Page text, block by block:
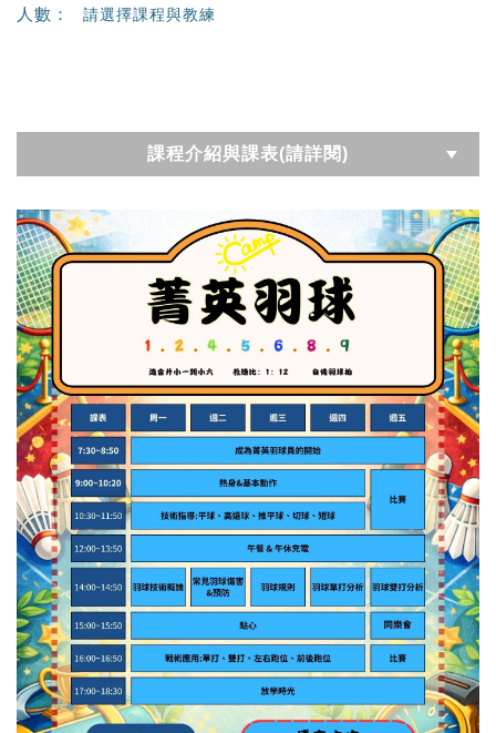
人數： 請選擇課程與教練
課程介紹與課表(請詳閱)